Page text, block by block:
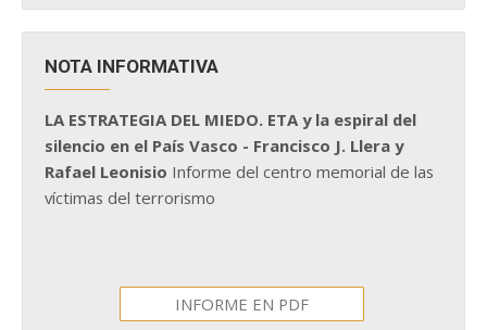
NOTA INFORMATIVA
LA ESTRATEGIA DEL MIEDO. ETA y la espiral del
silencio en el País Vasco - Francisco J. Llera y
Rafael Leonisio Informe del centro memorial de las
víctimas del terrorismo
INFORME EN PDF